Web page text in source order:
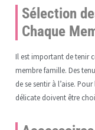
Sélection
Chaque
Il est important de tenir
membre famille. Des
de se sentir à l’aise.
délicate doivent être